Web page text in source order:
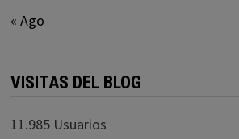
« Ago
VISITAS DEL BLOG
11.985 Usuarios